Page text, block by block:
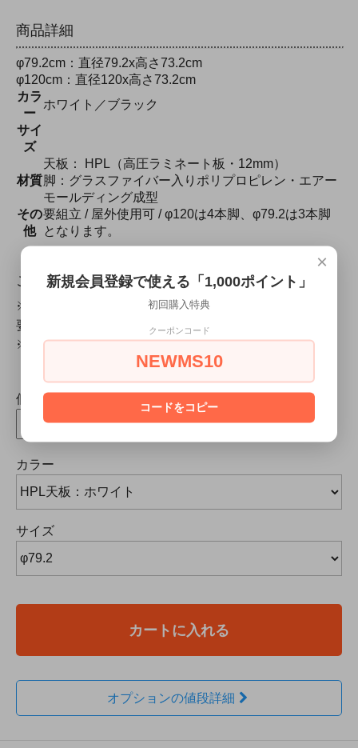
商品詳細
φ79.2cm：直径79.2x高さ73.2cm
φ120cm：直径120x高さ73.2cm
カラ
ー
ホワイト／ブラック
サイ
ズ
材質
天板： HPL（高圧ラミネート板・12mm）
脚：グラスファイバー入りポリプロピレン・エアー
モールディング成型
その
他
要組立 / 屋外使用可 / φ120は4本脚、φ79.2は3本脚
となります。
ご購入前にご確認ください
※お客様ご自身で簡単な組み立てが必要です。（工具不
要）
※こちらの商品は仕様によりお届け時期が変わります。
（１週間～最大4-5ヶ月）詳しくはお問合せください。
個数
カラー
サイズ
カートに入れる
オプションの値段詳細
×
新規会員登録で使える「1,000ポイント」
初回購入特典
クーポンコード
NEWMS10
コードをコピー